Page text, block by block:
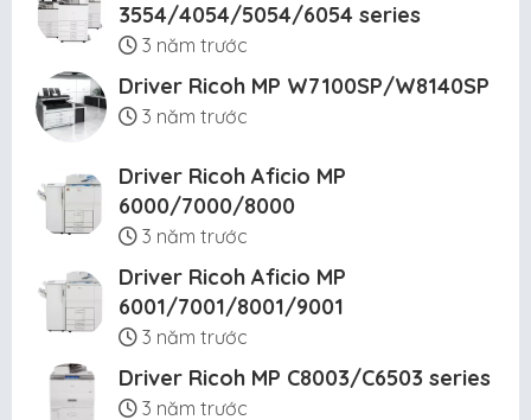
3554/4054/5054/6054 series
3 năm trước
Driver Ricoh MP W7100SP/W8140SP
3 năm trước
Driver Ricoh Aficio MP
6000/7000/8000
3 năm trước
Driver Ricoh Aficio MP
6001/7001/8001/9001
3 năm trước
Driver Ricoh MP C8003/C6503 series
3 năm trước